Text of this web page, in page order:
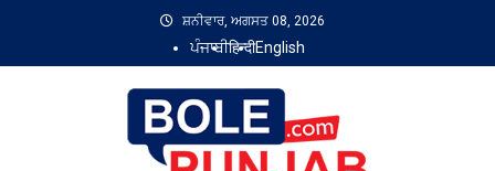
content
ਸ਼ਨੀਵਾਰ, ਅਗਸਤ 08, 2026
ਪੰਜਾਬੀहिन्दीEnglish